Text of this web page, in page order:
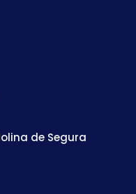
de Segura